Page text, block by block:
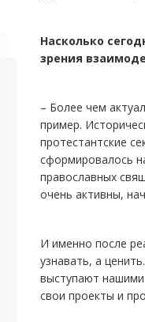
Насколько
зрения
– Более чем
пример.
протестантские
сформировалось
православных
очень активны,
И именно после
узнавать, а
выступают нашими
свои проекты и